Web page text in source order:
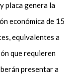
placa genera la
económica de 15
equivalentes a
que requieren
presentar a